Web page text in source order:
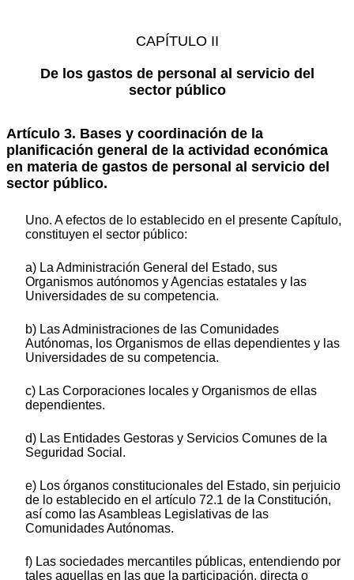
CAPÍTULO II
De los gastos de personal al servicio del
sector público
Artículo 3. Bases y coordinación de la
planificación general de la actividad económica
en materia de gastos de personal al servicio del
sector público.
Uno. A efectos de lo establecido en el presente Capítulo,
constituyen el sector público:
a) La Administración General del Estado, sus
Organismos autónomos y Agencias estatales y las
Universidades de su competencia.
b) Las Administraciones de las Comunidades
Autónomas, los Organismos de ellas dependientes y las
Universidades de su competencia.
c) Las Corporaciones locales y Organismos de ellas
dependientes.
d) Las Entidades Gestoras y Servicios Comunes de la
Seguridad Social.
e) Los órganos constitucionales del Estado, sin perjuicio
de lo establecido en el artículo 72.1 de la Constitución,
así como las Asambleas Legislativas de las
Comunidades Autónomas.
f) Las sociedades mercantiles públicas, entendiendo por
tales aquellas en las que la participación, directa o